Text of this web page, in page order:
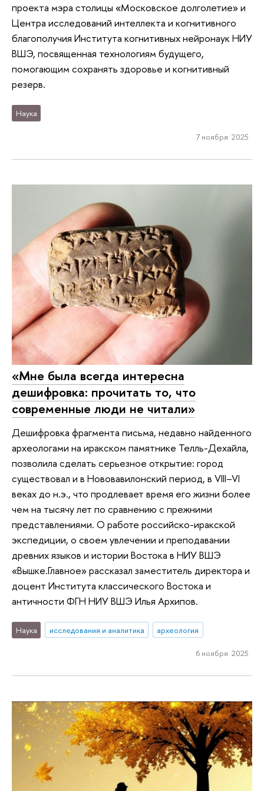
проекта мэра столицы «Московское долголетие» и
Центра исследований интеллекта и когнитивного
благополучия Института когнитивных нейронаук НИУ
ВШЭ, посвященная технологиям будущего,
помогающим сохранять здоровье и когнитивный
резерв.
Наука
7 ноября 2025
«Мне была всегда интересна
дешифровка: прочитать то, что
современные люди не читали»
Дешифровка фрагмента письма, недавно найденного
археологами на иракском памятнике Телль-Дехайла,
позволила сделать серьезное открытие: город
существовал и в Нововавилонский период, в VIII–VI
веках до н.э., что продлевает время его жизни более
чем на тысячу лет по сравнению с прежними
представлениями. О работе российско-иракской
экспедиции, о своем увлечении и преподавании
древних языков и истории Востока в НИУ ВШЭ
«Вышке.Главное» рассказал заместитель директора и
доцент Института классического Востока и
античности ФГН НИУ ВШЭ Илья Архипов.
Наука исследования и аналитика археология
6 ноября 2025